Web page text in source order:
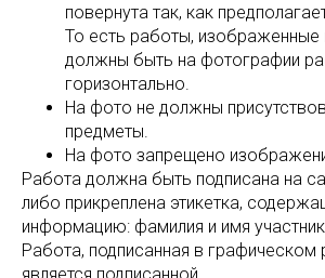
повернута так, как
То есть работы, изображенные
должны быть на фотографии
горизонтально.
На фото не должны
предметы.
На фото запрещено
Работа должна быть подписана на
либо прикреплена этикетка,
информацию: фамилия и имя
Работа, подписанная в графическом